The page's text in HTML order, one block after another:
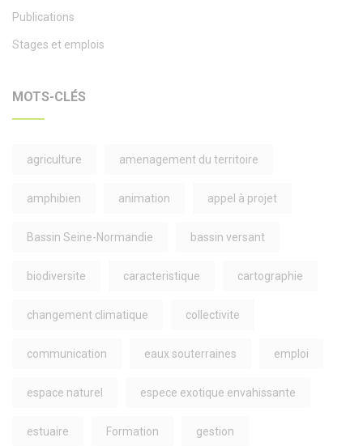
Publications
Stages et emplois
MOTS-CLÉS
agriculture amenagement du territoire
amphibien animation appel à projet
Bassin Seine-Normandie bassin versant
biodiversite caracteristique cartographie
changement climatique collectivite
communication eaux souterraines emploi
espace naturel espece exotique envahissante
estuaire Formation gestion